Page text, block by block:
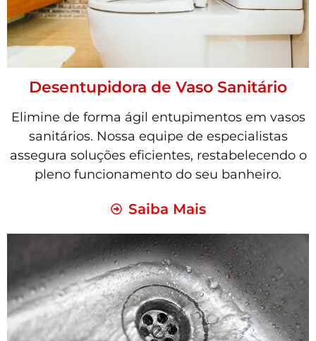
Desentupidora de Vaso Sanitário
Elimine de forma ágil entupimentos em vasos
sanitários. Nossa equipe de especialistas
assegura soluções eficientes, restabelecendo o
pleno funcionamento do seu banheiro.
Saiba Mais